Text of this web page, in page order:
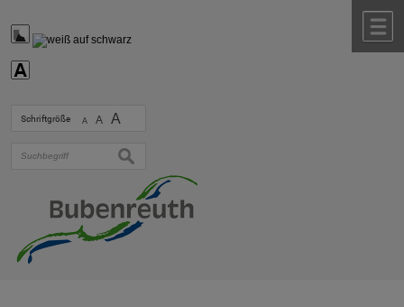
Schriftgröße A A A
suchen